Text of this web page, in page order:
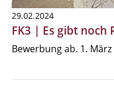
29.02.2024
FK3 | Es gibt noch
Bewerbung ab. 1.